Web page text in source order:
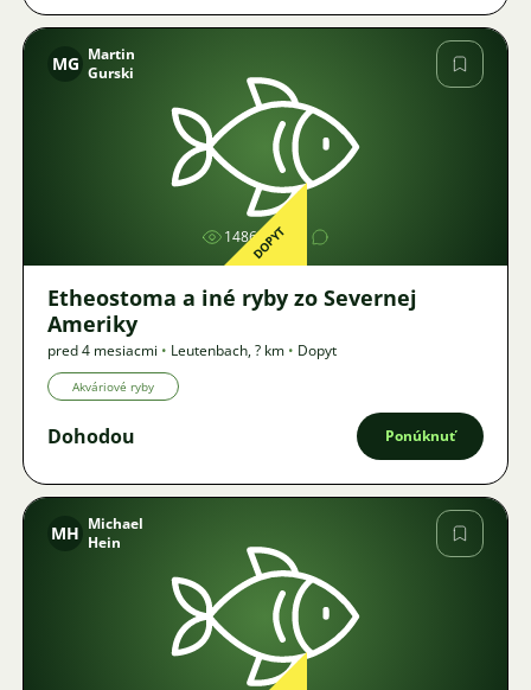
Obrázok
MG Martin
Gurski
1486DOPYT
Etheostoma a iné ryby zo Severnej
Ameriky
pred 4 mesiacmi • Leutenbach,? km • Dopyt
Akváriové ryby
Dohodou Ponúknuť
Obrázok
MH Michael
Hein